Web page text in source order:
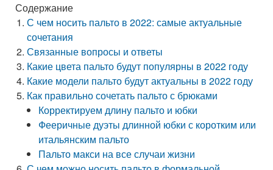
Содержание
С чем носить пальто в 2022: самые актуальные
сочетания
Связанные вопросы и ответы
Какие цвета пальто будут популярны в 2022 году
Какие модели пальто будут актуальны в 2022 году
Как правильно сочетать пальто с брюками
Корректируем длину пальто и юбки
Фееричные дуэты длинной юбки с коротким или
итальянским пальто
Пальто макси на все случаи жизни